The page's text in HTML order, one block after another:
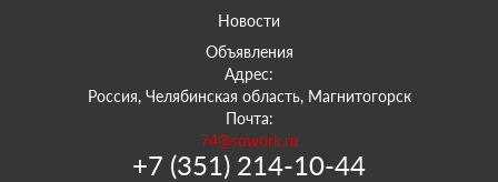
Новости
Объявления
Адрес:
Россия, Челябинская область, Магнитогорск
Почта:
74@sowork.ru
+7 (351) 214-10-44